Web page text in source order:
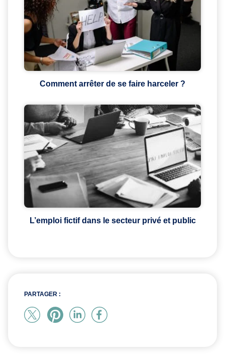
Comment arrêter de se faire harceler ?
L’emploi fictif dans le secteur privé et public
PARTAGER :